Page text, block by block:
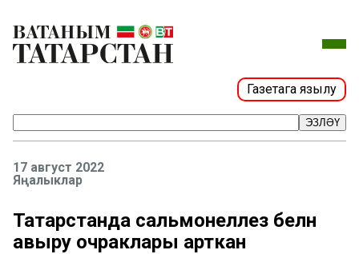
Газетага язылу
ЭЗЛӘҮ
17 август 2022
Яңалыклар
Татарстанда сальмонеллез белән
авыру очраклары арткан